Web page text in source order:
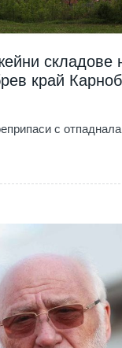
складове
край
с